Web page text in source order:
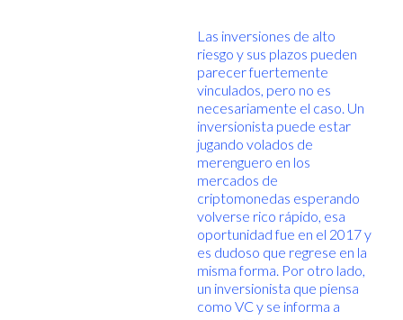
Las inversiones de alto
riesgo y sus plazos pueden
parecer fuertemente
vinculados, pero no es
necesariamente el caso. Un
inversionista puede estar
jugando volados de
merenguero en los
mercados de
criptomonedas esperando
volverse rico rápido, esa
oportunidad fue en el 2017 y
es dudoso que regrese en la
misma forma. Por otro lado,
un inversionista que piensa
como VC y se informa a